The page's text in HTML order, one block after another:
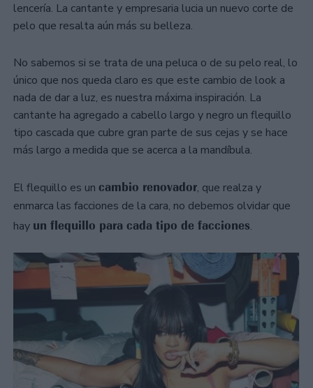
lencería. La cantante y empresaria lucia un nuevo corte de
pelo que resalta aún más su belleza.
No sabemos si se trata de una peluca o de su pelo real, lo
único que nos queda claro es que este cambio de look a
nada de dar a luz, es nuestra máxima inspiración. La
cantante ha agregado a cabello largo y negro un flequillo
tipo cascada que cubre gran parte de sus cejas y se hace
más largo a medida que se acerca a la mandíbula.
El flequillo es un cambio renovador, que realza y
enmarca las facciones de la cara, no debemos olvidar que
hay un flequillo para cada tipo de facciones.